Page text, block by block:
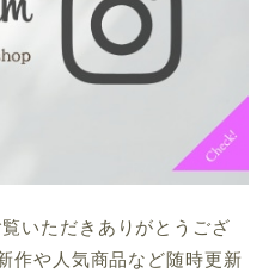
いただきありがとうござ
作や人気商品など随時更新